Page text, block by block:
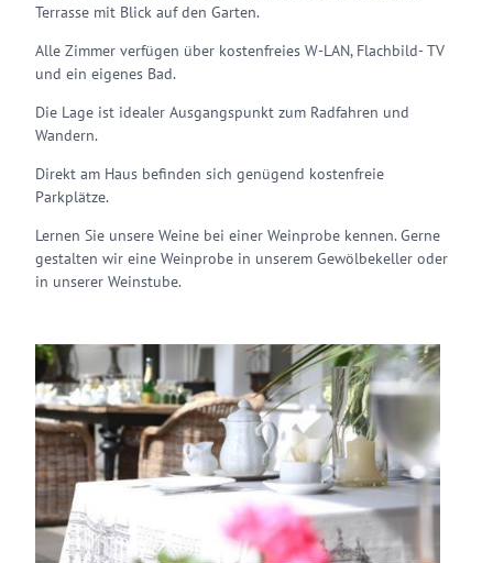
Terrasse mit Blick auf den Garten.
Alle Zimmer verfügen über kostenfreies W-LAN, Flachbild- TV
und ein eigenes Bad.
Die Lage ist idealer Ausgangspunkt zum Radfahren und
Wandern.
Direkt am Haus befinden sich genügend kostenfreie
Parkplätze.
Lernen Sie unsere Weine bei einer Weinprobe kennen. Gerne
gestalten wir eine Weinprobe in unserem Gewölbekeller oder
in unserer Weinstube.